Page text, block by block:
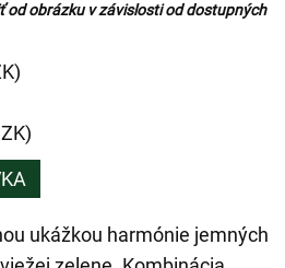
od obrázku v závislosti od dostupných
ukážkou harmónie jemných